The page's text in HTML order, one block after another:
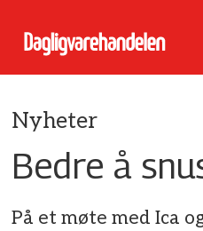
Nyheter
Bedre å
På et møte med Ica